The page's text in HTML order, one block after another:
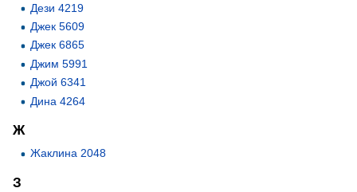
Дези 4219
Джек 5609
Джек 6865
Джим 5991
Джой 6341
Дина 4264
Ж
Жаклина 2048
З